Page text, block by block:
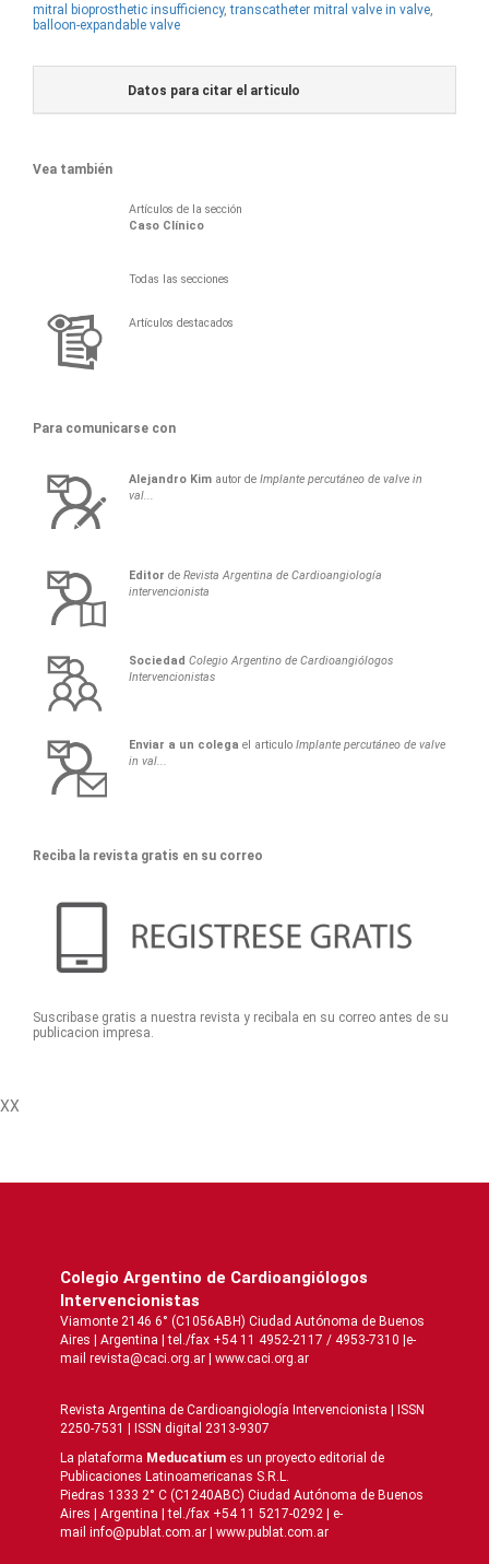
mitral bioprosthetic insufficiency,transcatheter mitral valve in valve,
balloon-expandable valve
Datos para citar el articulo
Vea también
Artículos de la sección
Caso Clínico
Todas las secciones
Artículos destacados
Para comunicarse con
Alejandro Kim autor deImplante percutáneo de valve in
val...
Editor deRevista Argentina de Cardioangiología
intervencionista
Sociedad Colegio Argentino de Cardioangiólogos
Intervencionistas
Enviar a un colega el articuloImplante percutáneo de valve
in val...
Reciba la revista gratis en su correo
Suscribase gratis a nuestra revista y recibala en su correo antes de su
publicacion impresa.
XX
Colegio Argentino de Cardioangiólogos
Intervencionistas
Viamonte 2146 6° (C1056ABH) Ciudad Autónoma de Buenos
Aires | Argentina | tel./fax +54 11 4952-2117 / 4953-7310 |e-
mail revista@caci.org.ar | www.caci.org.ar
Revista Argentina de Cardioangiologí­a Intervencionista | ISSN
2250-7531 | ISSN digital 2313-9307
La plataforma Meducatium es un proyecto editorial de
Publicaciones Latinoamericanas S.R.L.
Piedras 1333 2° C (C1240ABC) Ciudad Autónoma de Buenos
Aires | Argentina | tel./fax +54 11 5217-0292 | e-
mail info@publat.com.ar |
www.publat.com.ar